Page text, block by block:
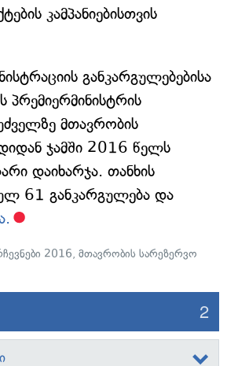
კამპანიებისთვის
განკარგულებებისა
მთავრობის
ჯამში 2016 წელს
დაიხარჯა. თანხის
61 განკარგულება და
2016, მთავრობის სარეზერვო
2